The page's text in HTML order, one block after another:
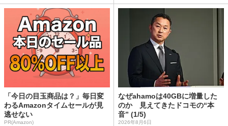
「今日の目玉商品は？」毎日変
わるAmazonタイムセールが見
逃せない
PR(Amazon)
なぜahamoは40GBに増量した
のか 見えてきたドコモの“本
音” (1/5)
2026年8月6日